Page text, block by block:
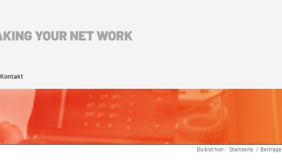
Kontakt
Du bist hier: Startseite / Beiträge